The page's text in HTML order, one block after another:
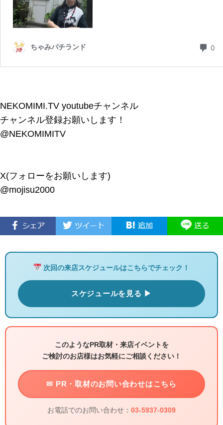
NEKOMIMI.TV youtubeチャンネル
チャンネル登録お願いします！
@NEKOMIMITV
X(フォローをお願いします)
@mojisu2000
次回の来店スケジュールはこちらでチェック！
スケジュールを見る ▶
このようなPR取材・来店イベントを
ご検討のお店様はお気軽にご相談ください！
✉ PR・取材のお問い合わせはこちら
お電話でのお問い合わせ： 03-5937-0309